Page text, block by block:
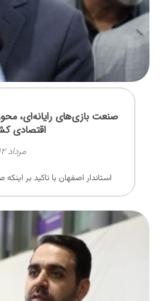
صنعت بازی‌های رایانه‌ای،
اقتصادی
مرداد ۱۲, ۱۴۰۴
استاندار اصفهان با تاکید بر